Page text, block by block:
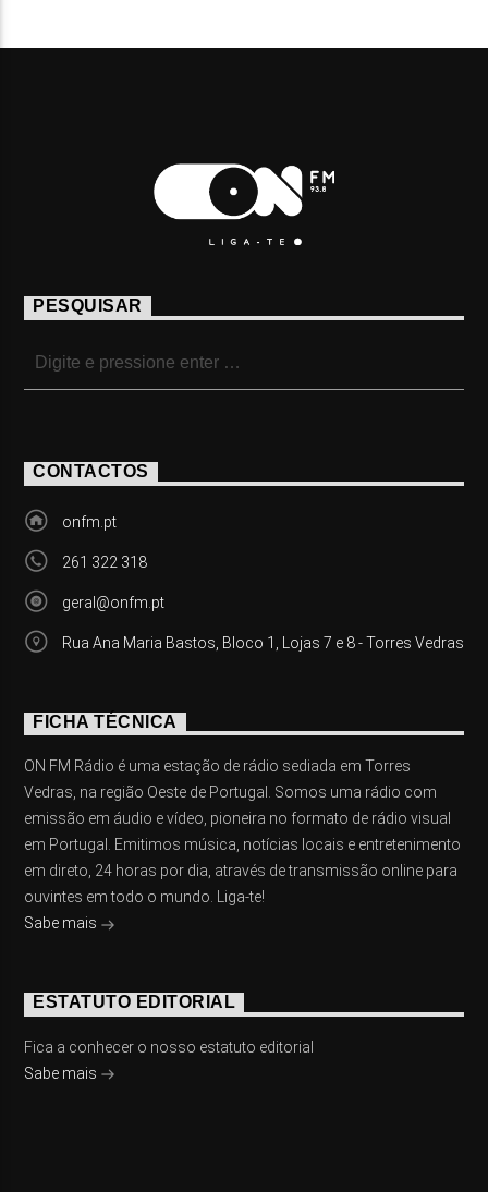
PESQUISAR
CONTACTOS
onfm.pt
261 322 318
geral@onfm.pt
Rua Ana Maria Bastos, Bloco 1, Lojas 7 e 8 - Torres Vedras
FICHA TÉCNICA
ON FM Rádio é uma estação de rádio sediada em Torres
Vedras, na região Oeste de Portugal. Somos uma rádio com
emissão em áudio e vídeo, pioneira no formato de rádio visual
em Portugal. Emitimos música, notícias locais e entretenimento
em direto, 24 horas por dia, através de transmissão online para
ouvintes em todo o mundo. Liga-te!
Sabe mais
ESTATUTO EDITORIAL
Fica a conhecer o nosso estatuto editorial
Sabe mais